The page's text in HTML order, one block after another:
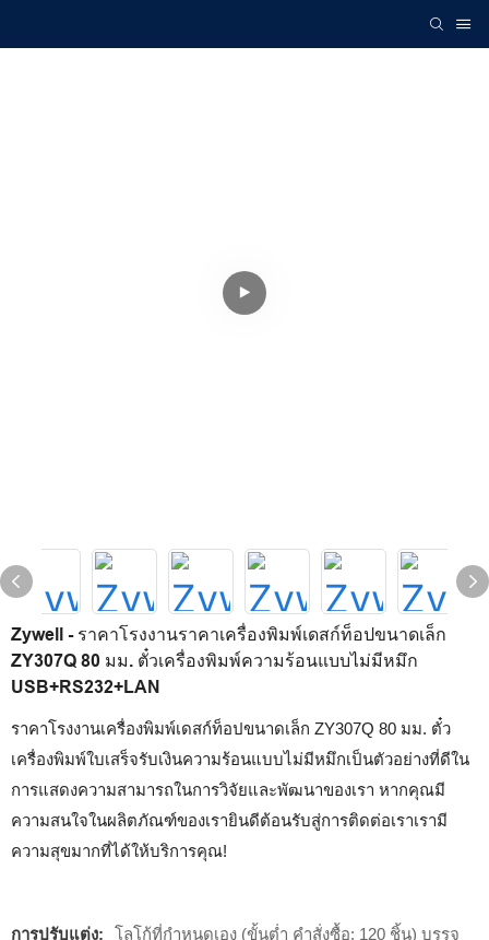
Zywell - ราคาโรงงานราคาเครื่องพิมพ์เดสก์ท็อปขนาดเล็ก
ZY307Q 80 มม. ตั๋วเครื่องพิมพ์ความร้อนแบบไม่มีหมึก
USB+RS232+LAN
ราคาโรงงานเครื่องพิมพ์เดสก์ท็อปขนาดเล็ก ZY307Q 80 มม. ตั๋ว
เครื่องพิมพ์ใบเสร็จรับเงินความร้อนแบบไม่มีหมึกเป็นตัวอย่างที่ดีใน
การแสดงความสามารถในการวิจัยและพัฒนาของเรา หากคุณมี
ความสนใจในผลิตภัณฑ์ของเรายินดีต้อนรับสู่การติดต่อเราเรามี
ความสุขมากที่ได้ให้บริการคุณ!
การปรับแต่ง:
โลโก้ที่กำหนดเอง (ขั้นต่ำ คำสั่งซื้อ: 120 ชิ้น) บรรจุ